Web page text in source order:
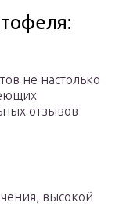
не настолько
отзывов
высокой